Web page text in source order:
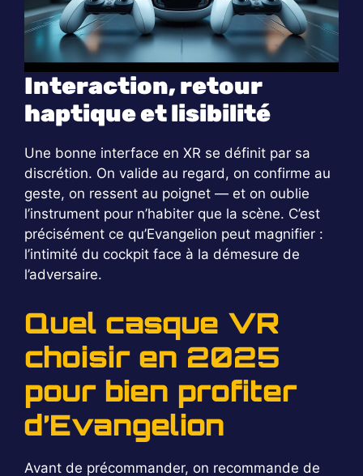
Interaction, retour
haptique et lisibilité
Une bonne interface en XR se définit par sa
discrétion. On valide au regard, on confirme au
geste, on ressent au poignet — et on oublie
l’instrument pour n’habiter que la scène. C’est
précisément ce qu’Evangelion peut magnifier :
l’intimité du cockpit face à la démesure de
l’adversaire.
Quel casque VR
choisir en 2025
pour bien profiter
d’Evangelion
Avant de précommander, on recommande de